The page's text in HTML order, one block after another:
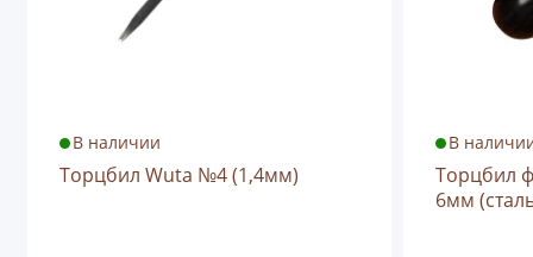
В наличии
Торцбил Wuta №4 (1,4мм)
В
Торцбил
6мм